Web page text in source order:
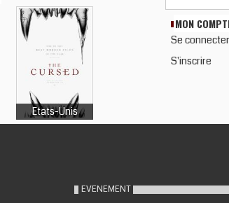
Etats-Unis
MON
Se connecter
S'inscrire
EVENEMENT